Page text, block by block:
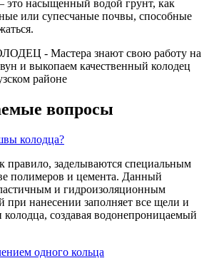
это насыщенный водой грунт, как
или супесчаные почвы, способные
- Мастера знают свою работу на
и выкопаем качественный колодец
районе
вопросы
колодца?
правило, заделываются специальным
полимеров и цемента. Данный
и гидроизоляционным
при нанесении заполняет все щели и
создавая водонепроницаемый
одного кольца